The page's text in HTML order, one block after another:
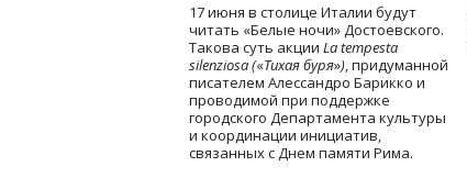
17 июня в столице Италии будут
читать «Белые ночи» Достоевского.
Такова суть акции La tempesta
silenziosa («Тихая буря»), придуманной
писателем Алессандро Барикко и
проводимой при поддержке
городского Департамента культуры
и координации инициатив,
связанных с Днем памяти Рима.